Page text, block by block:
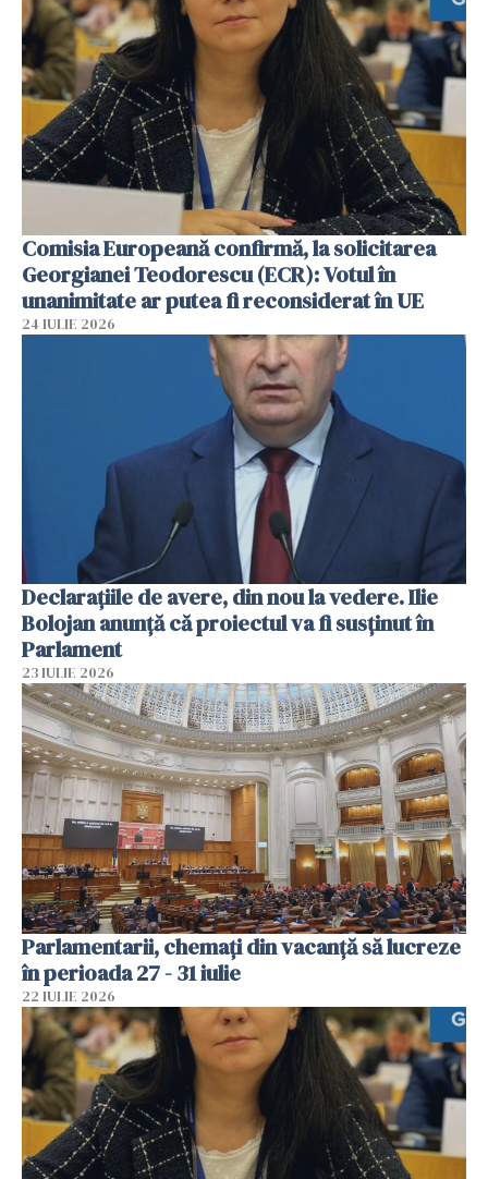
Comisia Europeană confirmă, la solicitarea
Georgianei Teodorescu (ECR): Votul în
unanimitate ar putea fi reconsiderat în UE
24 IULIE 2026
Declarațiile de avere, din nou la vedere. Ilie
Bolojan anunță că proiectul va fi susținut în
Parlament
23 IULIE 2026
Parlamentarii, chemați din vacanță să lucreze
în perioada 27 - 31 iulie
22 IULIE 2026